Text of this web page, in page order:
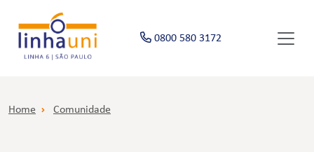
0800 580 3172
Home Comunidade